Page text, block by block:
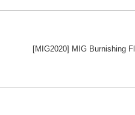
[MIG2020] MIG Burnishing